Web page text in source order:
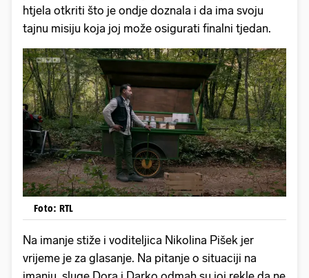
htjela otkriti što je ondje doznala i da ima svoju
tajnu misiju koja joj može osigurati finalni tjedan.
Foto: RTL
Na imanje stiže i voditeljica Nikolina Pišek jer
vrijeme je za glasanje. Na pitanje o situaciji na